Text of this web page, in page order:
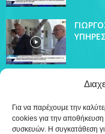
Για να παρέχουμε την
cookies για την
συσκευών. Η συγκατάθεση
ΔΗΜΟΦΙΛΗ ΚΑΤΗΓΟΡΙΑ
Ειδήσεις